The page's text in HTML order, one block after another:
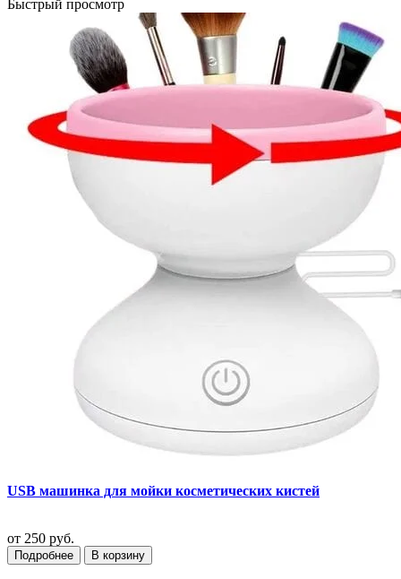
Быстрый просмотр
USB машинка для мойки косметических кистей
от 250 руб.
Подробнее В корзину